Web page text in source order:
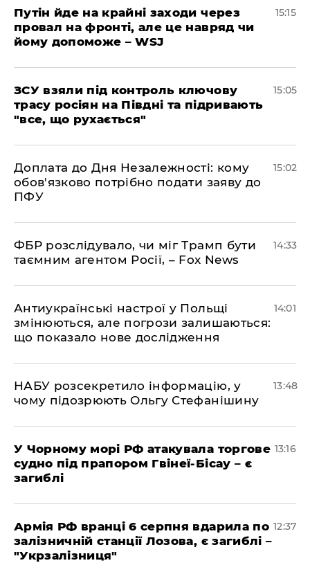
Путін йде на крайні заходи через
провал на фронті, але це навряд чи
йому допоможе – WSJ
15:15
ЗСУ взяли під контроль ключову
трасу росіян на Півдні та підривають
"все, що рухається"
15:05
Доплата до Дня Незалежності: кому
обов'язково потрібно подати заяву до
ПФУ
15:02
ФБР розслідувало, чи міг Трамп бути
таємним агентом Росії, – Fox News
14:33
Антиукраїнські настрої у Польщі
змінюються, але погрози залишаються:
що показало нове дослідження
14:01
НАБУ розсекретило інформацію, у
чому підозрюють Ольгу Стефанішину
13:48
У Чорному морі РФ атакувала торгове
судно під прапором Гвінеї-Бісау – є
загиблі
13:16
Армія РФ вранці 6 серпня вдарила по
залізничній станції Лозова, є загиблі –
"Укрзалізниця"
12:37